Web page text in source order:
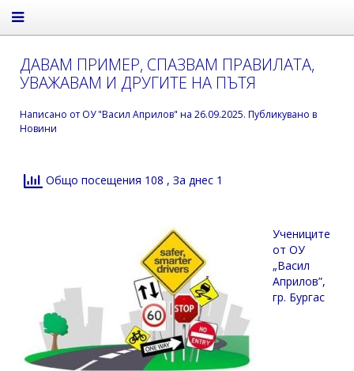
ДАВАМ ПРИМЕР, СПАЗВАМ ПРАВИЛАТА,
УВАЖАВАМ И ДРУГИТЕ НА ПЪТЯ
Написано от ОУ "Васил Априлов" на 26.09.2025. Публикувано в
Новини
Общо посещения 108 , За днес 1
Учениците
от ОУ
„Васил
Априлов”,
гр. Бургас